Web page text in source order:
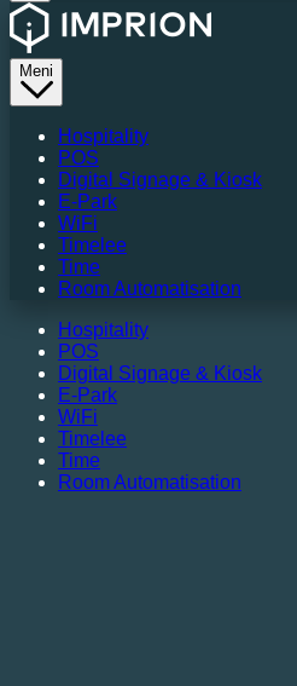
Meni
Hospitality
POS
Digital Signage & Kiosk
E-Park
WiFi
Timelee
Time
Room Automatisation
Hospitality
POS
Digital Signage & Kiosk
E-Park
WiFi
Timelee
Time
Room Automatisation